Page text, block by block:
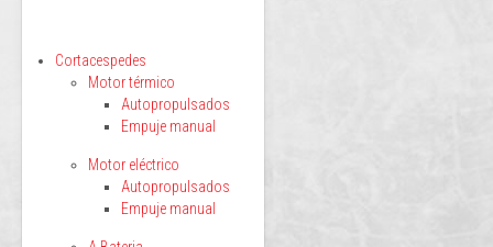
Cortacespedes
Motor térmico
Autopropulsados
Empuje manual
Motor eléctrico
Autopropulsados
Empuje manual